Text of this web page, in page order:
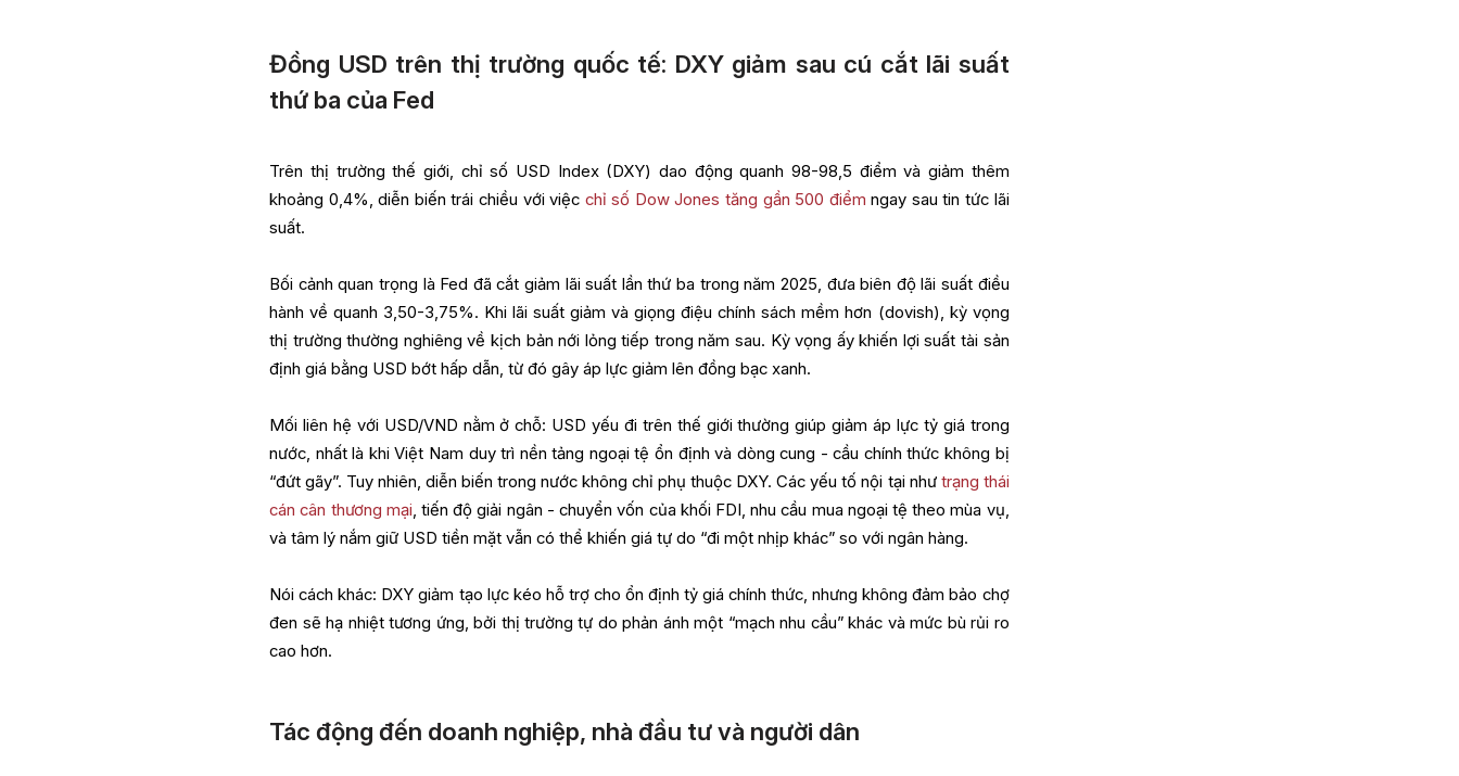
Đồng USD trên thị trường quốc tế: DXY giảm sau cú cắt lãi suất
thứ ba của Fed
Trên thị trường thế giới, chỉ số USD Index (DXY) dao động quanh 98-98,5 điểm và giảm thêm
khoảng 0,4%, diễn biến trái chiều với việc chỉ số Dow Jones tăng gần 500 điểm ngay sau tin tức lãi
suất.
Bối cảnh quan trọng là Fed đã cắt giảm lãi suất lần thứ ba trong năm 2025, đưa biên độ lãi suất điều
hành về quanh 3,50-3,75%. Khi lãi suất giảm và giọng điệu chính sách mềm hơn (dovish), kỳ vọng
thị trường thường nghiêng về kịch bản nới lỏng tiếp trong năm sau. Kỳ vọng ấy khiến lợi suất tài sản
định giá bằng USD bớt hấp dẫn, từ đó gây áp lực giảm lên đồng bạc xanh.
Mối liên hệ với USD/VND nằm ở chỗ: USD yếu đi trên thế giới thường giúp giảm áp lực tỷ giá trong
nước, nhất là khi Việt Nam duy trì nền tảng ngoại tệ ổn định và dòng cung - cầu chính thức không bị
“đứt gãy”. Tuy nhiên, diễn biến trong nước không chỉ phụ thuộc DXY. Các yếu tố nội tại như trạng thái
cán cân thương mại, tiến độ giải ngân - chuyển vốn của khối FDI, nhu cầu mua ngoại tệ theo mùa vụ,
và tâm lý nắm giữ USD tiền mặt vẫn có thể khiến giá tự do “đi một nhịp khác” so với ngân hàng.
Nói cách khác: DXY giảm tạo lực kéo hỗ trợ cho ổn định tỷ giá chính thức, nhưng không đảm bảo chợ
đen sẽ hạ nhiệt tương ứng, bởi thị trường tự do phản ánh một “mạch nhu cầu” khác và mức bù rủi ro
cao hơn.
Tác động đến doanh nghiệp, nhà đầu tư và người dân